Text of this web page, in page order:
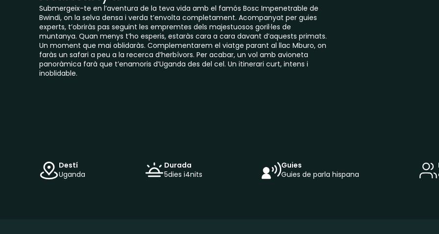
Submergeix-te en l’aventura de la teva vida amb el famós Bosc Impenetrable de
Bwindi, on la selva densa i verda t’envolta completament. Acompanyat per guies
experts, t’obriràs pas seguint les empremtes dels majestuosos goril·les de
muntanya. Quan menys t’ho esperis, estaràs cara a cara davant d’aquests primats.
Un moment que mai oblidaràs. Complementarem el viatge parant al llac Mburo, on
faràs un safari a peu a la recerca d’herbívors. Per acabar, un vol amb avioneta
panoràmica farà que t’enamoris d’Uganda des del cel. Un itinerari curt, intens i
inoblidable.
Destí
Uganda
Durada
5dies i4nits
Guies
Guies de parla hispana